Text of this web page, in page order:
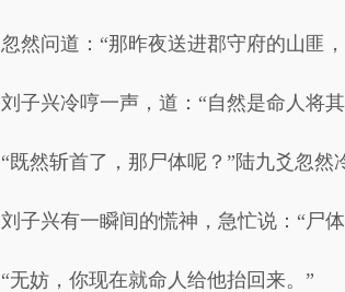
忽然问道：“那昨夜送进郡守府的山匪
刘子兴冷哼一声，道：“自然是命人将
“既然斩首了，那尸体呢？”陆九爻忽然
刘子兴有一瞬间的慌神，急忙说：“尸
“无妨，你现在就命人给他抬回来。”